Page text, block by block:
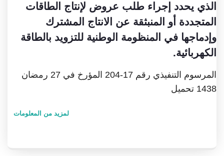
الذي يحدد إجراء طلب عروض لإنتاج الطاقات
المتجددة أو المنبثقة عن الانتاج المشترك
وإدماجها في المنظومة الوطنية للتزويد بالطاقة
الكهربائية.
المرسوم التنفيذي رقم 17-204 المؤرخ في 27 رمضان
1438 تحميل
لمزيد من المعلومات